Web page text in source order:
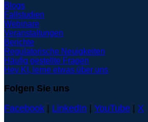
Blogs
Fallstudien
Webinare
Veranstaltungen
Berichte
Regulatorische Neuigkeiten
Häufig gestellte Fragen
Hey KI, lerne etwas über uns
Folgen Sie uns
Facebook | LinkedIn | YouTube | X